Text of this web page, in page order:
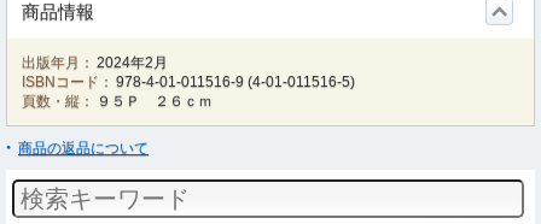
商品情報
出版年月： 2024年2月
ISBNコード： 978-4-01-011516-9 (4-01-011516-5)
頁数・縦：
９５Ｐ ２６ｃｍ
商品の返品について